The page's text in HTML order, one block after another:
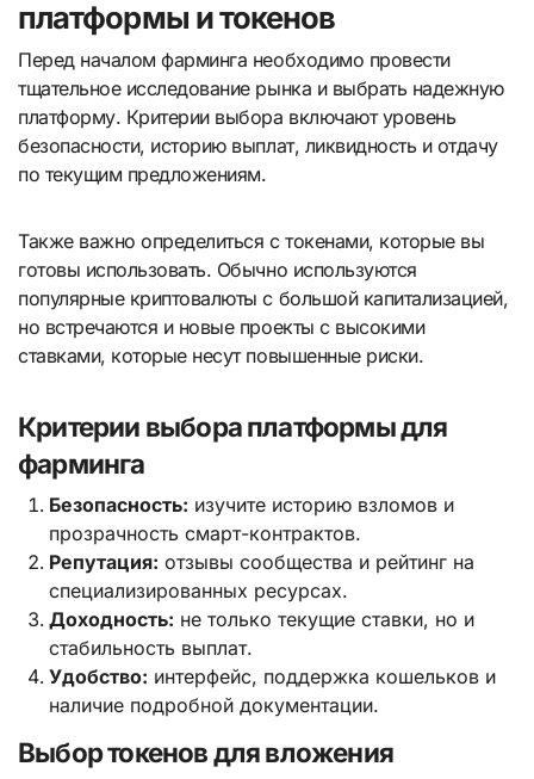
платформы и токенов
Перед началом фарминга необходимо провести
тщательное исследование рынка и выбрать надежную
платформу. Критерии выбора включают уровень
безопасности, историю выплат, ликвидность и отдачу
по текущим предложениям.
Также важно определиться с токенами, которые вы
готовы использовать. Обычно используются
популярные криптовалюты с большой капитализацией,
но встречаются и новые проекты с высокими
ставками, которые несут повышенные риски.
Критерии выбора платформы для
фарминга
Безопасность: изучите историю взломов и
прозрачность смарт-контрактов.
Репутация: отзывы сообщества и рейтинг на
специализированных ресурсах.
Доходность: не только текущие ставки, но и
стабильность выплат.
Удобство: интерфейс, поддержка кошельков и
наличие подробной документации.
Выбор токенов для вложения